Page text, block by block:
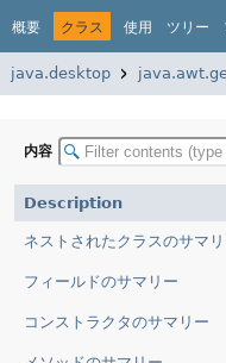
概要 クラス 使用 ツリー
java.desktop
内容
Description
ネストされたクラスのサマ
フィールドのサマリー
コンストラクタのサマリー